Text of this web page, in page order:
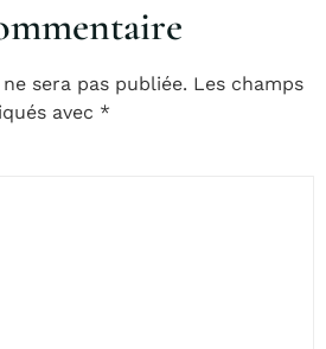
sera pas publiée. Les champs
avec *